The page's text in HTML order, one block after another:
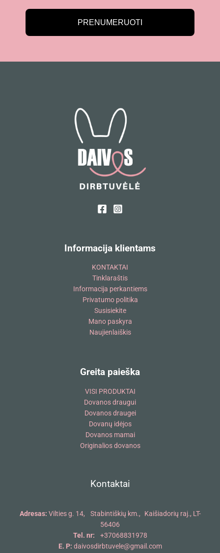
PRENUMERUOTI
Informacija klientams
KONTAKTAI
Tinklaraštis
Informacija perkantiems
Privatumo politika
Susisiekite
Mano paskyra
Naujienlaiškis
Greita paieška
VISI PRODUKTAI
Dovanos draugui
Dovanos draugei
Dovanų idėjos
Dovanos mamai
Originalios dovanos
Kontaktai
Adresas: Vilties g. 14, Stabintiškių km., Kaišiadorių raj., LT-
56406
Tel. nr:
+37068831978
E. P: daivosdirbtuvele@gmail.com